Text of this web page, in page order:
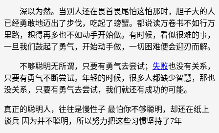
深以为然。当别人还在畏首畏尾怕这怕那时，胆子大的人
已经勇敢地迈出了步伐，吃起了螃蟹。都说读万卷书不如行万
里路，想得再多也不如动手开始做。有时候，看似很难的事，
一旦我们鼓起了勇气，开始动手做，一切困难便会迎刃而解。
不够聪明无所谓，只要有勇气去尝试； 失败也没有关系，
只要有勇气不断尝试。年轻的时候，很多人都缺少智慧，那也
没关系，只要有勇气去尝试，我们就还有成功的可能。
真正的聪明人，往往是慢性子 最怕你不够聪明，却还在纸上
谈兵 因为并不聪明，所以努力把这些习惯坚持了7年